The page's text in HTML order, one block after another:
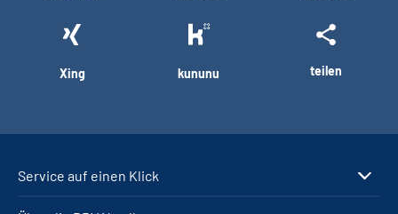
Xing kununu teilen
Service auf einen Klick